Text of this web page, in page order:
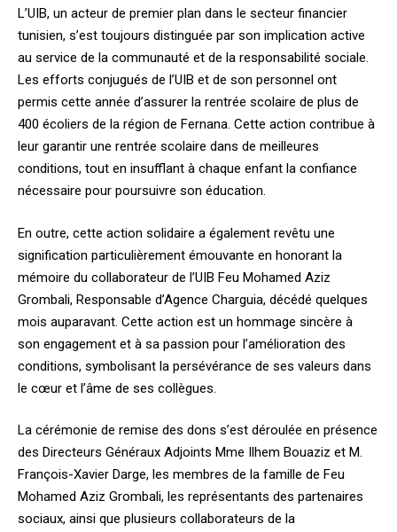
L’UIB, un acteur de premier plan dans le secteur financier
tunisien, s’est toujours distinguée par son implication active
au service de la communauté et de la responsabilité sociale.
Les efforts conjugués de l’UIB et de son personnel ont
permis cette année d’assurer la rentrée scolaire de plus de
400 écoliers de la région de Fernana. Cette action contribue à
leur garantir une rentrée scolaire dans de meilleures
conditions, tout en insufflant à chaque enfant la confiance
nécessaire pour poursuivre son éducation.
En outre, cette action solidaire a également revêtu une
signification particulièrement émouvante en honorant la
mémoire du collaborateur de l’UIB Feu Mohamed Aziz
Grombali, Responsable d’Agence Charguia, décédé quelques
mois auparavant. Cette action est un hommage sincère à
son engagement et à sa passion pour l’amélioration des
conditions, symbolisant la persévérance de ses valeurs dans
le cœur et l’âme de ses collègues.
La cérémonie de remise des dons s’est déroulée en présence
des Directeurs Généraux Adjoints Mme Ilhem Bouaziz et M.
François-Xavier Darge, les membres de la famille de Feu
Mohamed Aziz Grombali, les représentants des partenaires
sociaux, ainsi que plusieurs collaborateurs de la